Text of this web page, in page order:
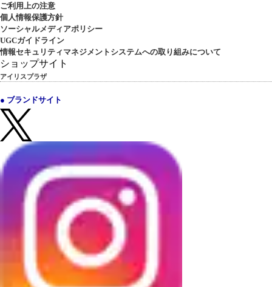
ご利用上の注意
個人情報保護方針
ソーシャルメディアポリシー
UGCガイドライン
情報セキュリティマネジメントシステムへの取り組みについて
ショップサイト
アイリスプラザ
● ブランドサイト